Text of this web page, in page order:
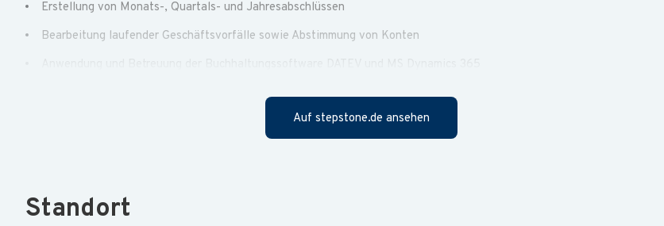
Erstellung von Monats-, Quartals- und Jahresabschlüssen
Bearbeitung laufender Geschäftsvorfälle sowie Abstimmung von Konten
Kommunikation mit Mandanten, auch in englischer Sprache
Unterstützung bei steuerlichen Fragestellungen und Betriebsprüfungen
Ausbildung zum Steuerfachangestellten / Steuerfachwirt oder Bilanzbuchhalter (International) oder Wirtschaftsfachwirt
Auf stepstone.de ansehen
Standort